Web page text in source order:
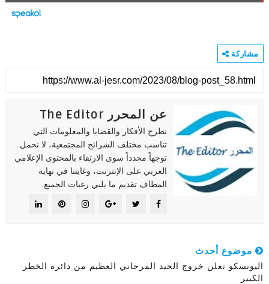
مشاركة
عن المحرر The Editor
نطرح الأفكار والقضايا والمعلومات التي
تناسب مختلف الشرائح المجتمعية، لا نحمل
توجهاً محدداً سوى الارتقاء بالمحتوى الإعلامي
العربي على الإنترنت، وغايتنا في نهاية
المطاف تقديم ما يلبي رغبات الجميع.
موضوع أحدث
اليونسكو تعلن خروج الحيد المرجاني العظيم من دائرة الخطر
الكبير